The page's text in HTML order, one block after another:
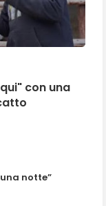
con una
notte”